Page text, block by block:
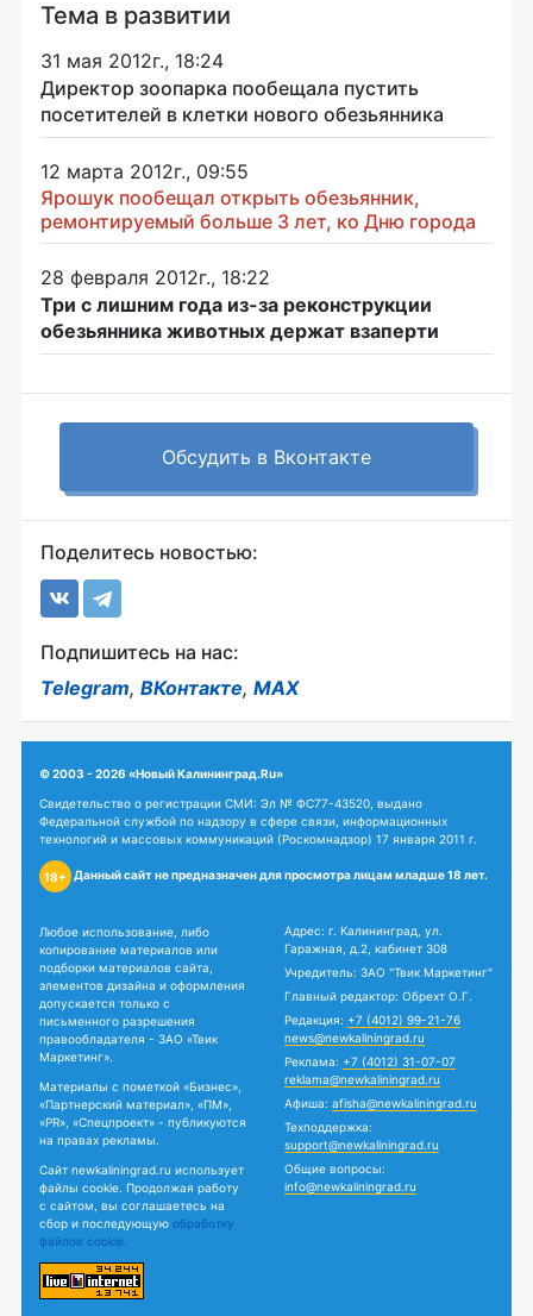
Тема в развитии
31 мая 2012г., 18:24
Директор зоопарка пообещала пустить
посетителей в клетки нового обезьянника
12 марта 2012г., 09:55
Ярошук пообещал открыть обезьянник,
ремонтируемый больше 3 лет, ко Дню города
28 февраля 2012г., 18:22
Три с лишним года из-за реконструкции
обезьянника животных держат взаперти
Обсудить в Вконтакте
Поделитесь новостью:
Подпишитесь на нас:
Telegram, ВКонтакте, MAX
© 2003 - 2026 «Новый Калининград.Ru»
Свидетельство о регистрации СМИ: Эл № ФС77-43520, выдано
Федеральной службой по надзору в сфере связи, информационных
технологий и массовых коммуникаций (Роскомнадзор) 17 января 2011 г.
18+ Данный сайт не предназначен для просмотра лицам младше 18 лет.
Любое использование, либо
копирование материалов или
подборки материалов сайта,
элементов дизайна и оформления
допускается только с
письменного разрешения
правообладателя - ЗАО «Твик
Маркетинг».
Материалы с пометкой «Бизнес»,
«Партнерский материал», «ПМ»,
«PR», «Спецпроект» - публикуются
на правах рекламы.
Сайт newkaliningrad.ru использует
файлы cookie. Продолжая работу
с сайтом, вы соглашаетесь на
сбор и последующую обработку
файлов cookie.
Адрес: г. Калининград, ул.
Гаражная, д.2, кабинет 308
Учредитель: ЗАО "Твик Маркетинг"
Главный редактор: Обрехт О.Г.
Редакция: +7 (4012) 99-21-76
news@newkaliningrad.ru
Реклама: +7 (4012) 31-07-07
reklama@newkaliningrad.ru
Афиша: afisha@newkaliningrad.ru
Техподдержка:
support@newkaliningrad.ru
Общие вопросы:
info@newkaliningrad.ru